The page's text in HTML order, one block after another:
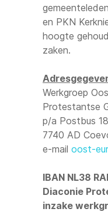
en PKN
hoogte
zaken.
Werkgroep
Protestantse
p/a Postbus
7740 AD
e-mail oost-
IBAN NL38
Diaconie
inzake